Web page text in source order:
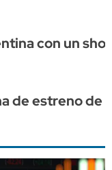
con un
de estreno de